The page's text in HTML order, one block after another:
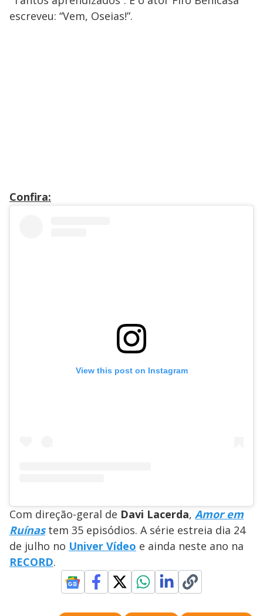
escreveu: “Vem, Oseias!”.
Confira:
View this post on Instagram
Com direção-geral de Davi Lacerda, Amor em
Ruínastem 35 episódios. A série estreia dia 24
de julho no Univer Vídeo e ainda neste ano na
RECORD.